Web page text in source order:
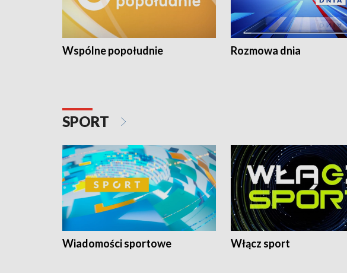
Wspólne popołudnie Rozmowa dnia
SPORT
Wiadomości sportowe Włącz sport